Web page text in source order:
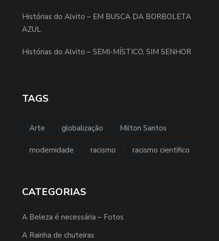
Histórias do Alvito – EM BUSCA DA BORBOLETA
AZUL
Histórias do Alvito – SEMI-MÍSTICO, SIM SENHOR
TAGS
Arte globalização Milton Santos
modernidade racismo racismo científico
CATEGORIAS
A Beleza é necessária – Fotos
A Rainha de chuteiras